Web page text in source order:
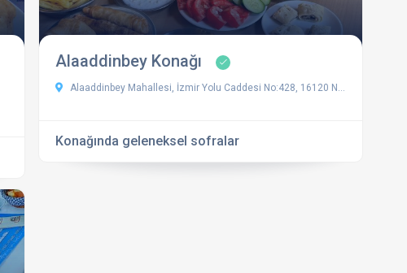
Alaaddinbey Konağı
Alaaddinbey Mahallesi, İzmir Yolu Caddesi No:428, 16120 Nilüfer/Bursa
Konağında geleneksel sofralar